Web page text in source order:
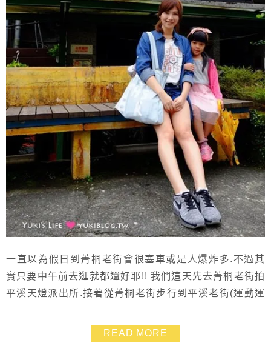
一直以為假日到菁桐老街會很塞車或是人爆炸多.不過其
實只要中午前去逛就都還好耶!! 我們這天先去菁桐老街拍
平溪天燈派出所.接著從菁桐老街步行到平溪老街(運動運
桐老街了~~ 其實兩條老街都是短短的.跟我印象中的感覺
不太一樣 但是氣氛是還不錯啦~如果老街街道保持乾淨一
READ MORE